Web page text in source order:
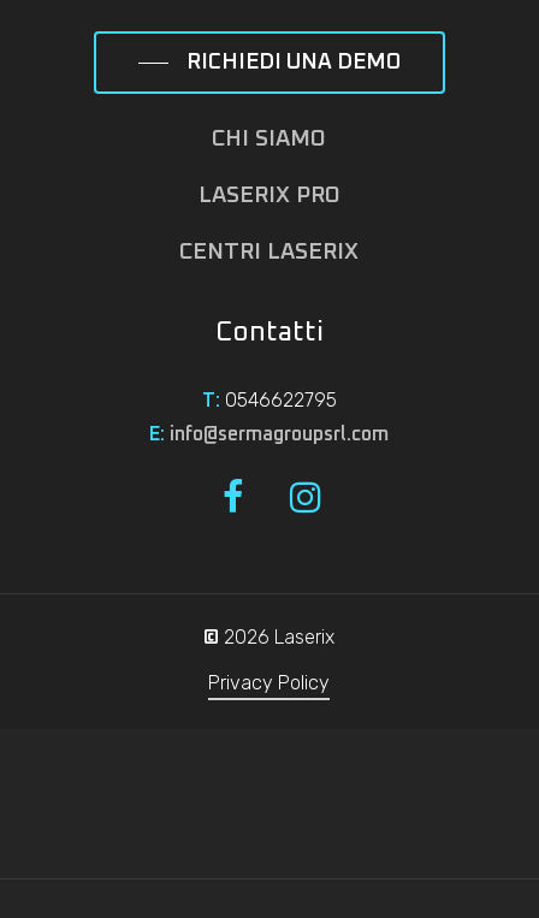
RICHIEDI UNA DEMO
CHI SIAMO
LASERIX PRO
CENTRI LASERIX
Contatti
T: 0546622795
E: info@sermagroupsrl.com
© 2026 Laserix
Privacy Policy